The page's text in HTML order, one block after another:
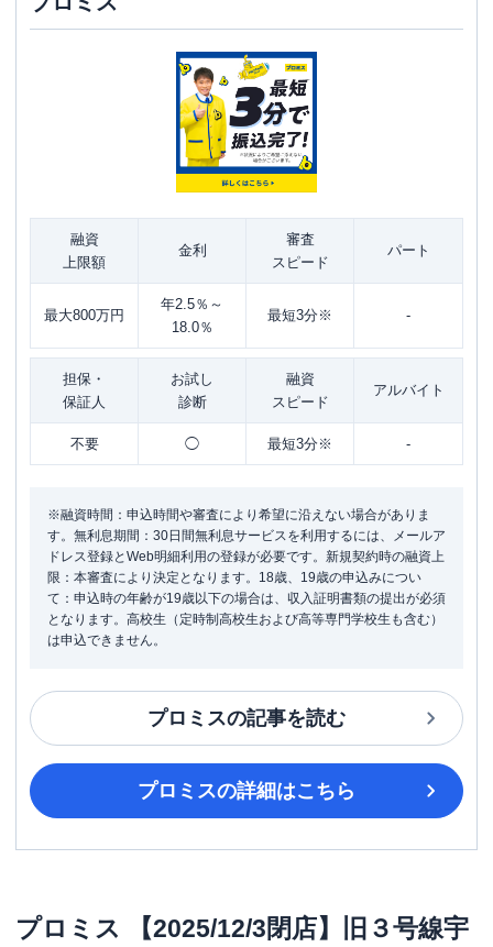
融資
上限額
金利
審査
スピード
パート
最大800万円
年2.5％～
18.0％
最短3分※ -
担保・
保証人
お試し
診断
融資
スピード
アルバイト
不要 ◯ 最短3分※ -
※融資時間：申込時間や審査により希望に沿えない場合がありま
す。無利息期間：30日間無利息サービスを利用するには、メールア
ドレス登録とWeb明細利用の登録が必要です。新規契約時の融資上
限：本審査により決定となります。18歳、19歳の申込みについ
て：申込時の年齢が19歳以下の場合は、収入証明書類の提出が必須
となります。高校生（定時制高校生および高等専門学校生も含む）
は申込できません。
プロミスの記事を読む
プロミスの詳細はこちら
プロミス
【2025/12/3閉店】旧３号線宇